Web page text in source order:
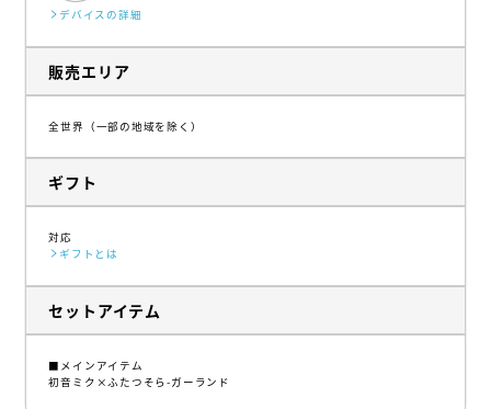
デバイスの詳細
販売エリア
全世界（一部の地域を除く）
ギフト
対応
ギフトとは
セットアイテム
■メインアイテム
初音ミク×ふたつそら-ガーランド